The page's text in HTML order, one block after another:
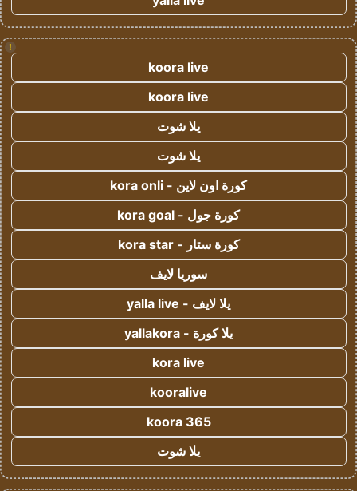
!
koora live
koora live
يلا شوت
يلا شوت
كورة اون لاين - kora onli
كورة جول - kora goal
كورة ستار - kora star
سوريا لايف
يلا لايف - yalla live
يلا كورة - yallakora
kora live
kooralive
koora 365
يلا شوت